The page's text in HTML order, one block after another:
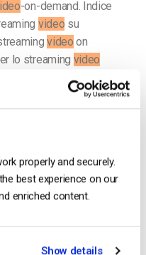
properly and securely.
best experience on our
enriched content.
Show details
-on-demand. Indice
video su
video on
lo streaming video
di video